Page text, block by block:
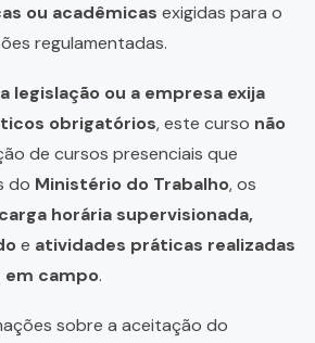
ou acadêmicas exigidas para o
regulamentadas.
legislação ou a empresa exija
obrigatórios, este curso não
de cursos presenciais que
do Ministério do Trabalho, os
carga horária supervisionada,
e atividades práticas realizadas
em campo.
sobre a aceitação do